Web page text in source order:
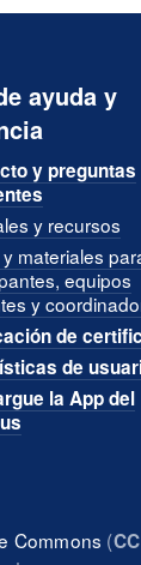
ayuda y
y preguntas
y recursos
materiales
equipos
y
de
de
la App del
Commons (